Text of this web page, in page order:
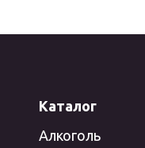
Каталог
Алкоголь